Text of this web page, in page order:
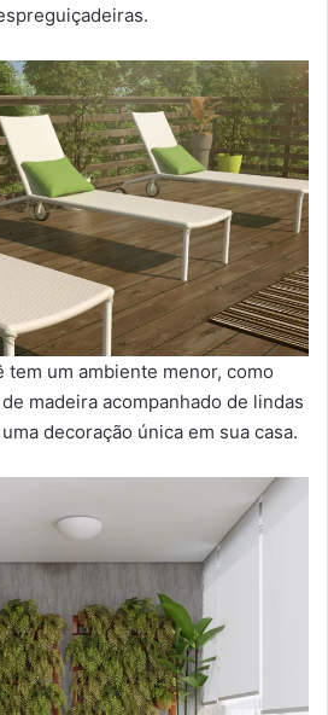
tem um ambiente menor, como
madeira acompanhado de lindas
decoração única em sua casa.